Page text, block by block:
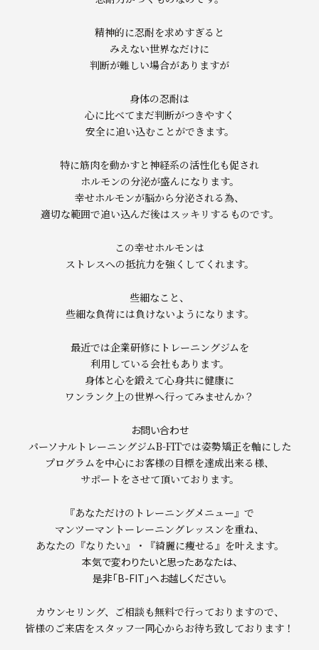
精神的に忍耐を求めすぎると
みえない世界なだけに
判断が難しい場合がありますが
身体の忍耐は
心に比べてまだ判断がつきやすく
安全に追い込むことができます。
特に筋肉を動かすと神経系の活性化も促され
ホルモンの分泌が盛んになります。
幸せホルモンが脳から分泌される為、
適切な範囲で追い込んだ後はスッキリするものです。
この幸せホルモンは
ストレスへの抵抗力を強くしてくれます。
些細なこと、
些細な負荷には負けないようになります。
最近では企業研修にトレーニングジムを
利用している会社もあります。
身体と心を鍛えて心身共に健康に
ワンランク上の世界へ行ってみませんか？
お問い合わせ
パーソナルトレーニングジムB-FITでは姿勢矯正を軸にした
プログラムを中心にお客様の目標を達成出来る様、
サポートをさせて頂いております。
『あなただけのトレーニングメニュー』で
マンツーマントーレーニングレッスンを重ね、
あなたの『なりたい』・『綺麗に痩せる』を叶えます。
本気で変わりたいと思ったあなたは、
是非「B-FIT」へお越しください。
カウンセリング、ご相談も無料で行っておりますので、
皆様のご来店をスタッフ一同心からお待ち致しております！